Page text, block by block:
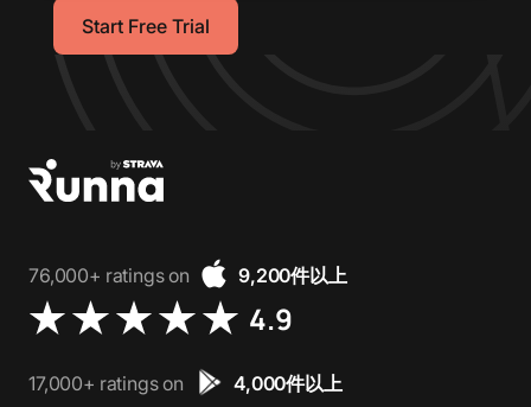
Start Free Trial
76,000+ ratings on 9,200件以上
4.9
17,000+ ratings on 4,000件以上